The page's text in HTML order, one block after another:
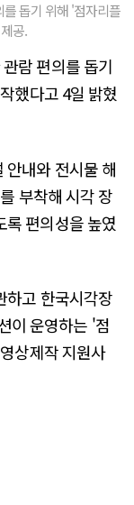
돕기 위해 '점자리플
공.
람 편의를 돕기
했다고 4일 밝혔
안내와 전시물 해
부착해 시각 장
록 편의성을 높였
하고 한국시각장
이 운영하는 '점
상제작 지원사